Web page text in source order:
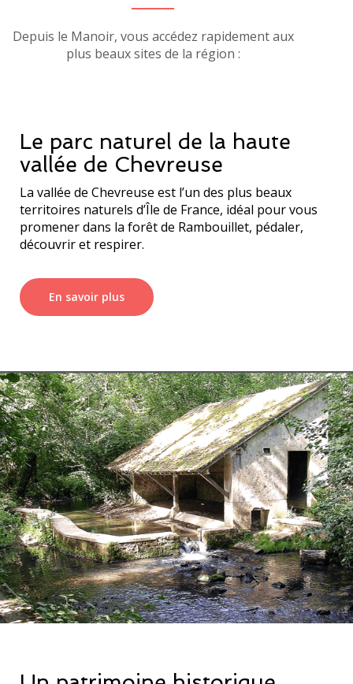
Depuis le Manoir, vous accédez rapidement aux
plus beaux sites de la région :
Le parc naturel de la haute
vallée de Chevreuse
La vallée de Chevreuse est l’un des plus beaux
territoires naturels d’Île de France, idéal pour vous
promener dans la forêt de Rambouillet, pédaler,
En savoir plus